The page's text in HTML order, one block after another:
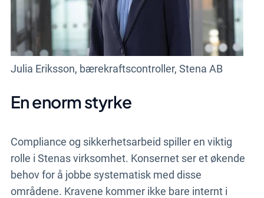
Julia Eriksson, bærekraftscontroller, Stena AB
En enorm styrke
Compliance og sikkerhetsarbeid spiller en viktig
rolle i Stenas virksomhet. Konsernet ser et økende
behov for å jobbe systematisk med disse
områdene. Kravene kommer ikke bare internt i